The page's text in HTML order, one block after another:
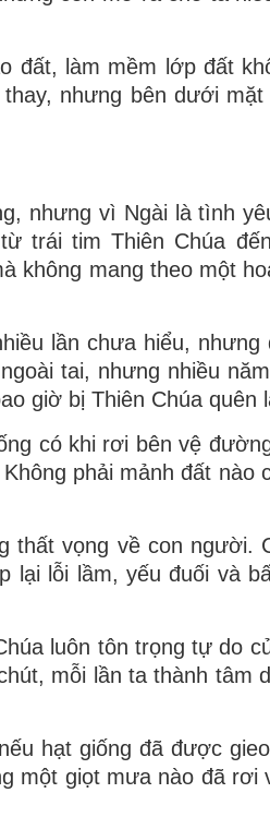
đất, làm mềm lớp đất
nhưng bên dưới
nhưng vì Ngài là tình
trái tim Thiên Chúa
không mang theo một
lần chưa hiểu, nhưng
tai, nhưng nhiều
giờ bị Thiên Chúa quên
có khi rơi bên vệ
phải mảnh đất nào
thất vọng về con người.
lại lỗi lầm, yếu đuối và
luôn tôn trọng tự do
mỗi lần ta thành tâm
hạt giống đã được
một giọt mưa nào đã rơi